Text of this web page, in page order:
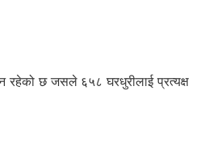
रहेको छ जसले ६५८ घरधुरीलाई प्रत्यक्ष